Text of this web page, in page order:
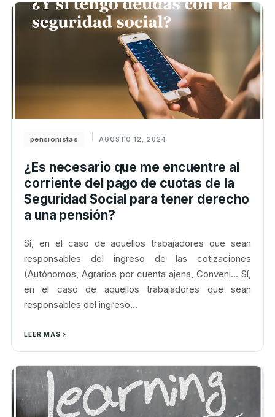
pensionistas AGOSTO 12, 2024
¿Es necesario que me encuentre al
corriente del pago de cuotas de la
Seguridad Social para tener derecho
a una pensión?
Sí, en el caso de aquellos trabajadores que sean
responsables del ingreso de las cotizaciones
(Autónomos, Agrarios por cuenta ajena, Conveni... Sí,
en el caso de aquellos trabajadores que sean
responsables del ingreso...
LEER MÁS